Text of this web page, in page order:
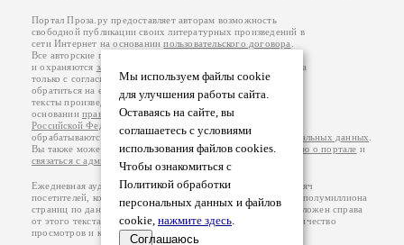
Мы используем файлы cookie
для улучшения работы сайта.
Оставаясь на сайте, вы
соглашаетесь с условиями
использования файлов cookies.
Чтобы ознакомиться с
Политикой обработки
персональных данных и файлов
cookie, нажмите здесь.
Соглашаюсь
Портал Проза.ру предоставляет авторам возможность
свободной публикации своих литературных произведений в
сети Интернет на основаниипользовательского договора
Все авторские права на произведения принадлежат авторам
и охраняются законом
. Перепечатка произведений возможна
только с согласия его автора, к которому вы можете
обратиться на его авторской странице. Ответственность за
тексты произведений авторы несут самостоятельно на
основанииправил публикацииизаконодательства
Российской Федерации
обрабатываются на основанииПолитики обработки персональных данных
Вы также можете посмотреть более подробнуюинформацию о портале и
связаться с администрацией
Ежедневная аудитория портала Проза.ру – порядка 100 тысяч
посетителей, которые в общей сумме просматривают более полумиллиона
страниц по данным счетчика посещаемости, который расположен справа
от этого текста. В каждой графе указано по две цифры: количество
просмотров и количество посетителей.